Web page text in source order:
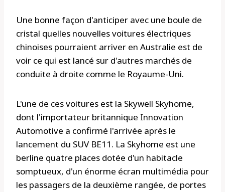
Une bonne façon d'anticiper avec une boule de
cristal quelles nouvelles voitures électriques
chinoises pourraient arriver en Australie est de
voir ce qui est lancé sur d'autres marchés de
conduite à droite comme le Royaume-Uni.
L'une de ces voitures est la Skywell Skyhome,
dont l'importateur britannique Innovation
Automotive a confirmé l'arrivée après le
lancement du SUV BE11. La Skyhome est une
berline quatre places dotée d'un habitacle
somptueux, d'un énorme écran multimédia pour
les passagers de la deuxième rangée, de portes